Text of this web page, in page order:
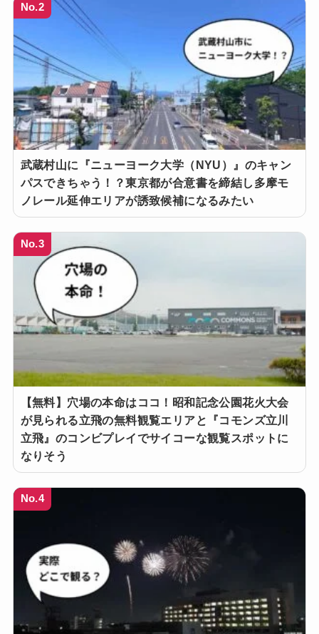
No.2
武蔵村山に『ニューヨーク大学（NYU）』のキャン
パスできちゃう！？東京都が合意書を締結し多摩モ
ノレール延伸エリアが誘致候補になるみたい
No.3
【無料】穴場の本命はココ！昭和記念公園花火大会
が見られる立飛の無料観覧エリアと『コモンズ立川
立飛』のコンビプレイでサイコーな観覧スポットに
なりそう
No.4